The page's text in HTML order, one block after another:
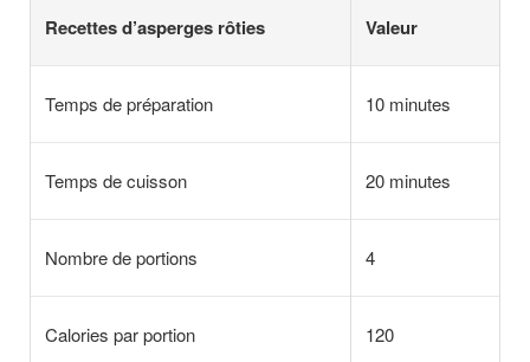
Recettes d’asperges rôties Valeur
Temps de préparation 10 minutes
Temps de cuisson 20 minutes
Nombre de portions 4
Calories par portion 120